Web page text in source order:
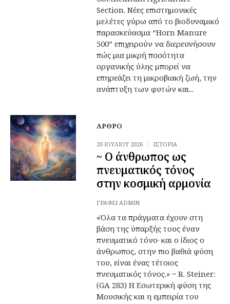
Section. Νέες επιστημονικές
μελέτες γύρω από το βιοδυναμικό
παρασκεύασμα “Horn Manure
500” επιχειρούν να διερευνήσουν
πώς μια μικρή ποσότητα
οργανικής ύλης μπορεί να
επηρεάζει τη μικροβιακή ζωή, την
ανάπτυξη των φυτών και...
ΆΡΘΡΟ
20 ΙΟΥΛΊΟΥ 2026 ΙΣΤΟΡΊΑ
~ Ο άνθρωπος ως
πνευματικός τόνος
στην κοσμική αρμονία
ΓΡΆΦΕΙ ADMIN
«Όλα τα πράγματα έχουν στη
βάση της ύπαρξής τους έναν
πνευματικό τόνο· και ο ίδιος ο
άνθρωπος, στην πιο βαθιά φύση
του, είναι ένας τέτοιος
πνευματικός τόνος.» ~ R. Steiner:
(GA 283) Η Εσωτερική φύση της
Μουσικής και η εμπειρία του